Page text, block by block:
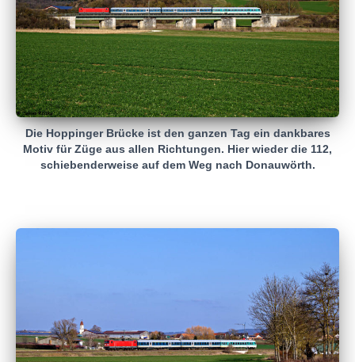
Die Hoppinger Brücke ist den ganzen Tag ein dankbares
Motiv für Züge aus allen Richtungen. Hier wieder die 112,
schiebenderweise auf dem Weg nach Donauwörth.